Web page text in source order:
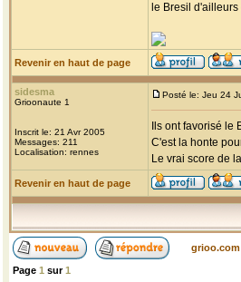
le Bresil
Revenir en haut de page
sidesma
Grioonaute 1
Inscrit le: 21 Avr 2005
Messages: 211
Localisation: rennes
Posté le: Jeu 24
Ils ont favorisé
C'est la honte
Le vrai score de
Revenir en haut de page
Page 1 sur1